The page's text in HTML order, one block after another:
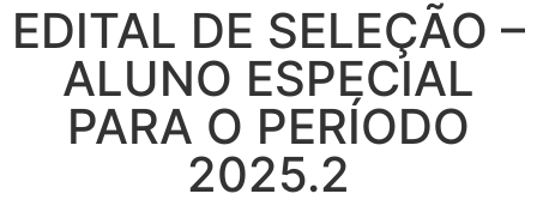
EDITAL DE SELEÇÃO –
ALUNO ESPECIAL
PARA O PERÍODO
2025.2